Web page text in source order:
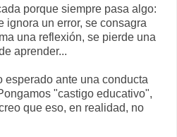
porque siempre pasa algo:
ignora un error, se consagra
una reflexión, se pierde una
aprender...
esperado ante una conducta
"castigo educativo",
que eso, en realidad, no